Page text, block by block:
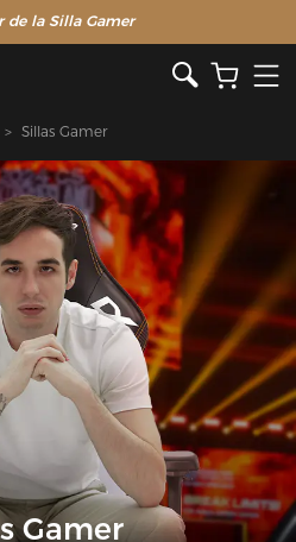
de la Silla Gamer
Sillas Gamer
Gamer